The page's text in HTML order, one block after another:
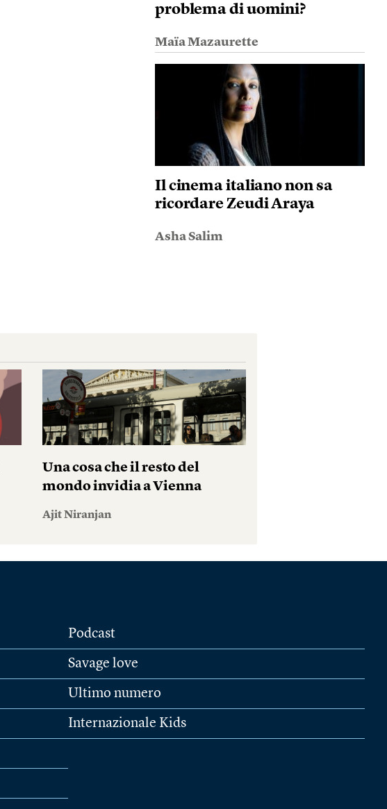
problema di uomini?
Maïa Mazaurette
Il cinema italiano non sa
ricordare Zeudi Araya
Asha Salim
Una cosa che il resto del
mondo invidia a Vienna
Ajit Niranjan
Podcast
Savage love
Ultimo numero
Internazionale Kids